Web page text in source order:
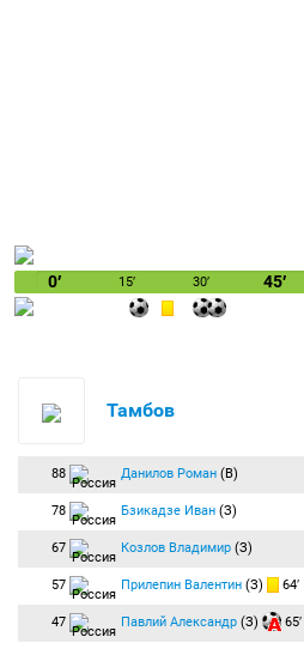
0′ 15′ 30′ 45′
Тамбов
88 Данилов Роман (В)
78 Бзикадзе Иван (З)
67 Козлов Владимир (З)
57 Прилепин Валентин (З) 64′
47 Павлий Александр (З) 65′